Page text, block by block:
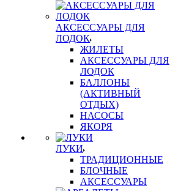
АКСЕССУАРЫ ДЛЯ
ЛОДОК
ЖИЛЕТЫ
АКСЕССУАРЫ ДЛЯ
ЛОДОК
БАЛЛОНЫ
(АКТИВНЫЙ
ОТДЫХ)
НАСОСЫ
ЯКОРЯ
ЛУКИ
ТРАДИЦИОННЫЕ
БЛОЧНЫЕ
АКСЕССУАРЫ